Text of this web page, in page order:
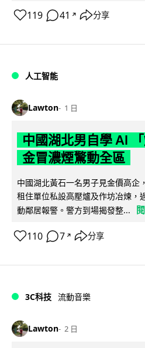
119 41 ↗ 分享
人工智能
Lawton 1 日
中國湖北男自學 AI
金冒濃煙驚動全區
中國湖北黃石一名男子見金價高企
租住單位私設高壓爐及作坊冶煉，
動鄰居報警。警方到場揭發整...
110 7 ↗ 分享
3C科技 流動音樂
Lawton 2 日